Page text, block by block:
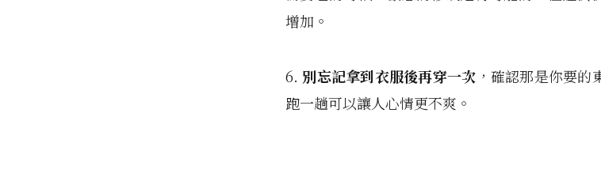
增加。
6. 別忘記拿到衣服後再穿一次 ，確認那是你要
跑一趟可以讓人心情更不爽。